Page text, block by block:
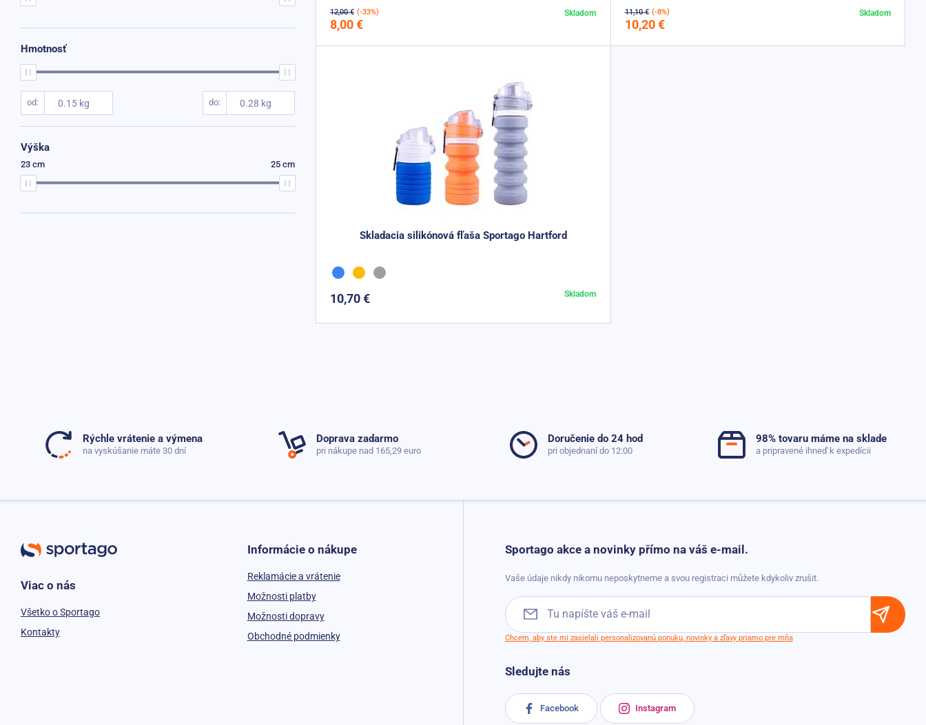
Hmotnosť
od do
Výška
23 cm 25 cm
12,00 € (-33%)
8,00 €
Skladom 11,10 € (-8%)
10,20 €
Skladom
Skladacia silikónová fľaša Sportago Hartford
10,70 € Skladom
Rýchle vrátenie a výmena
na vyskúšanie máte 30 dní
Doprava zadarmo
pri nákupe nad 165,29 euro
Doručenie do 24 hod
pri objednaní do 12:00
98% tovaru máme na sklade
a pripravené ihneď k expedícii
Viac o nás
Všetko o Sportago
Kontakty
Informácie o nákupe
Reklamácie a vrátenie
Možnosti platby
Možnosti dopravy
Obchodné podmienky
Sportago akce a novinky přímo na váš e-mail.
Vaše údaje nikdy nikomu neposkytneme a svou registraci můžete kdykoliv zrušit.
Chcem, aby ste mi zasielali personalizovanú ponuku, novinky a zľavy priamo pre mňa
Sledujte nás
Facebook Instagram